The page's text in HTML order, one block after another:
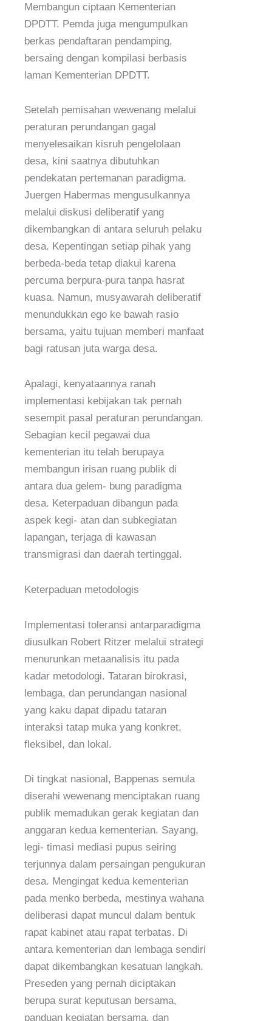
Membangun ciptaan Kementerian
DPDTT. Pemda juga mengumpulkan
berkas pendaftaran pendamping,
bersaing dengan kompilasi berbasis
laman Kementerian DPDTT.
Setelah pemisahan wewenang melalui
peraturan perundangan gagal
menyelesaikan kisruh pengelolaan
desa, kini saatnya dibutuhkan
pendekatan pertemanan paradigma.
Juergen Habermas mengusulkannya
melalui diskusi deliberatif yang
dikembangkan di antara seluruh pelaku
desa. Kepentingan setiap pihak yang
berbeda-beda tetap diakui karena
percuma berpura-pura tanpa hasrat
kuasa. Namun, musyawarah deliberatif
menundukkan ego ke bawah rasio
bersama, yaitu tujuan memberi manfaat
bagi ratusan juta warga desa.
Apalagi, kenyataannya ranah
implementasi kebijakan tak pernah
sesempit pasal peraturan perundangan.
Sebagian kecil pegawai dua
kementerian itu telah berupaya
membangun irisan ruang publik di
antara dua gelem- bung paradigma
desa. Keterpaduan dibangun pada
aspek kegi- atan dan subkegiatan
lapangan, terjaga di kawasan
transmigrasi dan daerah tertinggal.
Keterpaduan metodologis
Implementasi toleransi antarparadigma
diusulkan Robert Ritzer melalui strategi
menurunkan metaanalisis itu pada
kadar metodologi. Tataran birokrasi,
lembaga, dan perundangan nasional
yang kaku dapat dipadu tataran
interaksi tatap muka yang konkret,
fleksibel, dan lokal.
Di tingkat nasional, Bappenas semula
diserahi wewenang menciptakan ruang
publik memadukan gerak kegiatan dan
anggaran kedua kementerian. Sayang,
legi- timasi mediasi pupus seiring
terjunnya dalam persaingan pengukuran
desa. Mengingat kedua kementerian
pada menko berbeda, mestinya wahana
deliberasi dapat muncul dalam bentuk
rapat kabinet atau rapat terbatas. Di
antara kementerian dan lembaga sendiri
dapat dikembangkan kesatuan langkah.
Preseden yang pernah diciptakan
berupa surat keputusan bersama,
panduan kegiatan bersama, dan